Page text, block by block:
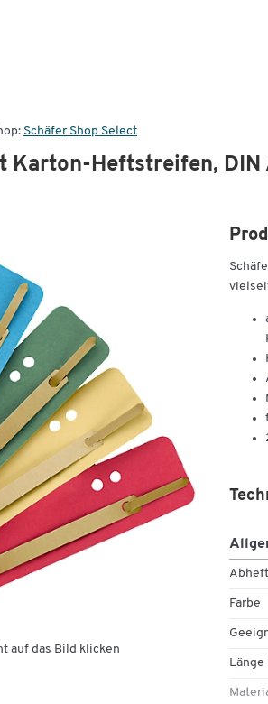
Schäfer Shop Select
Karton-Heftstreifen,
auf das Bild klicken
Farbe
Länge